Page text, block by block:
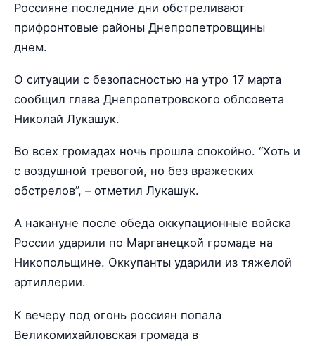
Россияне последние дни обстреливают
прифронтовые районы Днепропетровщины
днем.
О ситуации с безопасностью на утро 17 марта
сообщил глава Днепропетровского облсовета
Николай Лукашук.
Во всех громадах ночь прошла спокойно. “Хоть и
с воздушной тревогой, но без вражеских
обстрелов”, – отметил Лукашук.
А накануне после обеда оккупационные войска
России ударили по Марганецкой громаде на
Никопольщине. Оккупанты ударили из тяжелой
артиллерии.
К вечеру под огонь россиян попала
Великомихайловская громада в